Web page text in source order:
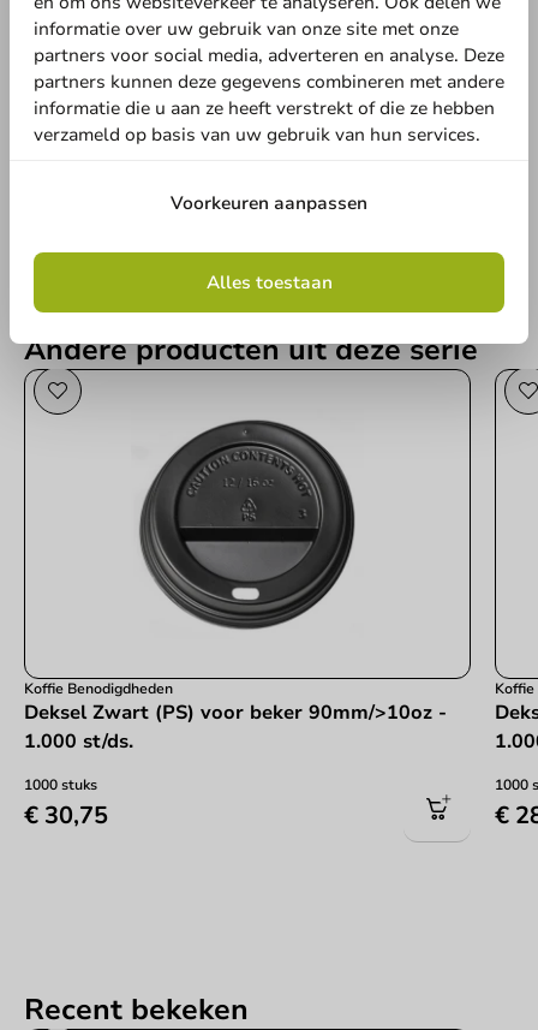
Schrijf de eerste review
Kartonnen Koffiebeker Ripple 400cc/16oz - 500 st/ds.
Andere producten uit deze serie
Koffie Benodigdheden
Deksel Zwart (PS) voor beker 90mm/>10oz -
1.000 st/ds.
1000 stuks
€ 30,75
1000
€
Recent bekeken
informatie over uw gebruik van onze site met onze
partners voor social media, adverteren en analyse. Deze
partners kunnen deze gegevens combineren met andere
informatie die u aan ze heeft verstrekt of die ze hebben
verzameld op basis van uw gebruik van hun services.
Voorkeuren aanpassen
Alles toestaan